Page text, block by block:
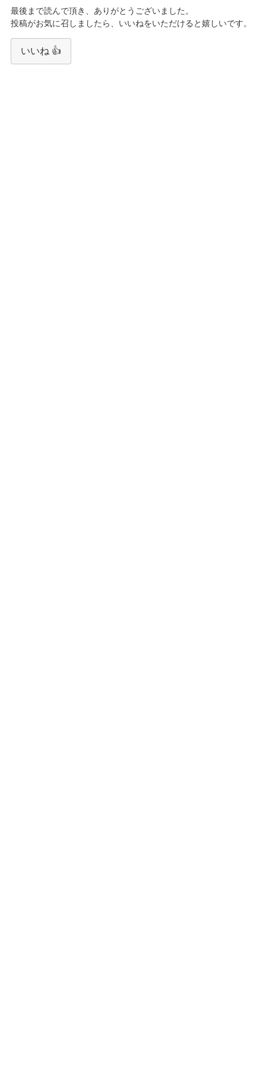
最後まで読んで頂き、ありがとうございました。
投稿がお気に召しましたら、いいねをいただけると嬉しいです。